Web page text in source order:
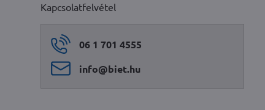
Kapcsolatfelvétel
06 1 701 4555
info​@biet​.hu